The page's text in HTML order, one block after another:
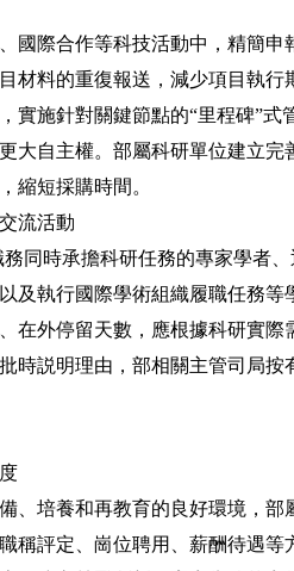
際合作等科技活動中，精簡申
材料的重復報送，減少項目執
實施針對關鍵節點的“里程碑”
大自主權。部屬科研單位建立
縮短採購時間。
流活動
時承擔科研任務的專家學者、
及執行國際學術組織履職任務
在外停留天數，應根據科研實
時説明理由，部相關主管司局
培養和再教育的良好環境，部
稱評定、崗位聘用、薪酬待遇